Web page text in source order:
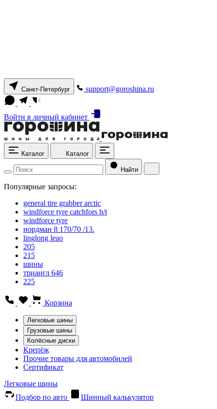
Санкт-Петербург support@goroshina.ru
Войти в личный кабинет
Каталог Каталог
Найти
Популярные запросы:
general tire grabber arctic
windforce tyre catchfors h/t
windforce tyre
нордман 8 170/70 /13.
linglong leao
205
215
шины
триангл 646
225
Корзина
Легковые шины
Грузовые шины
Колёсные диски
Крепёж
Прочие товары для автомобилей
Сертификат
Легковые шины
Подбор по авто
Шинный калькулятор